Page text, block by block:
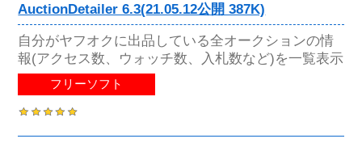
AuctionDetailer 6.3(21.05.12公開 387K)
自分がヤフオクに出品している全オークションの情
報(アクセス数、ウォッチ数、入札数など)を一覧表示
フリーソフト